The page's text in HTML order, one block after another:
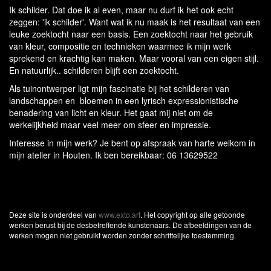
Ik schilder. Dat doe ik al even, maar nu durf ik het ook echt
zeggen: 'ik schilder'. Want wat ik nu maak is het resultaat van een
leuke zoektocht naar een basis. Een zoektocht naar het gebruik
van kleur, compositie en technieken waarmee ik mijn werk
sprekend en krachtig kan maken. Maar vooral van een eigen stijl.
En natuurlijk.. schilderen blijft een zoektocht.
Als tuinontwerper ligt mijn fascinatie bij het schilderen van
landschappen en bloemen in een lyrisch expressionistische
benadering van licht en kleur. Het gaat mij niet om de
werkelijkheid maar veel meer om sfeer en impressie.
Interesse in mijn werk? Je bent op afspraak van harte welkom in
mijn atelier in Houten. Ik ben bereikbaar: 06 13629522
Deze site is onderdeel van www.exto.art. Het copyright op alle getoonde
werken berust bij de desbetreffende kunstenaars. De afbeeldingen van de
werken mogen niet gebruikt worden zonder schriftelijke toestemming.